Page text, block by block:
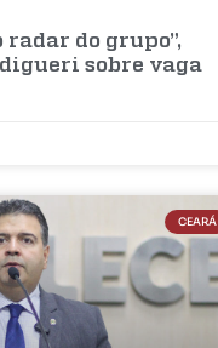
radar do grupo”,
sobre vaga
CEARÁ